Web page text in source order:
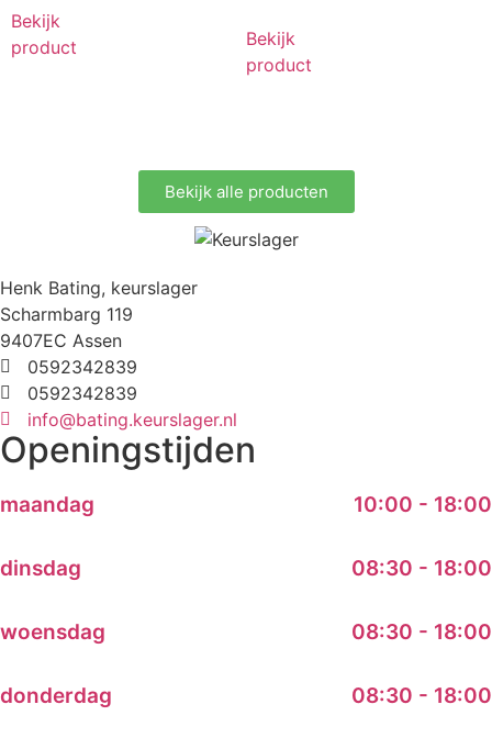
Bekijk
product
Bekijk
product
Bekijk alle producten
Henk Bating, keurslager
Scharmbarg 119
9407EC Assen
0592342839
0592342839
info@bating.keurslager.nl
Openingstijden
maandag 10:00 - 18:00
dinsdag 08:30 - 18:00
woensdag 08:30 - 18:00
donderdag 08:30 - 18:00